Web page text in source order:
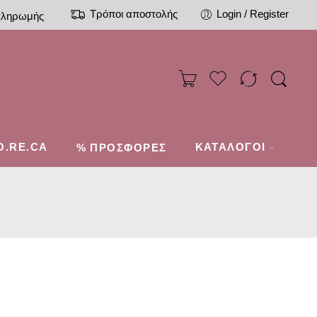
Τρόποι αποστολής Login / Register
% ΠΡΟΣΦΟΡΕΣ ΚΑΤΑΛΟΓΟΙ